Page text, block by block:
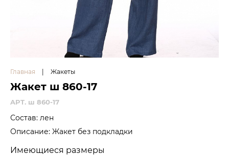
Главная Жакеты
Жакет ш 860-17
APT. ш 860-17
Состав: лен
Описание: Жакет без подкладки
Имеющиеся размеры